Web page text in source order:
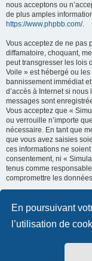
En poursuivant
l’utilisation de
nous acceptons ou
de plus amples
https://www.phpbb.com/.
Vous acceptez de ne pas
diffamatoire, choquant,
peut transgresser les lois
Voile » est hébergé ou
bannissement immédiat
d’accès à Internet si
messages sont
Vous acceptez que «
ou verrouille n’importe
nécessaire. En tant que
que vous avez saisies
ces informations ne
consentement, ni «
tenus comme
compromettre les